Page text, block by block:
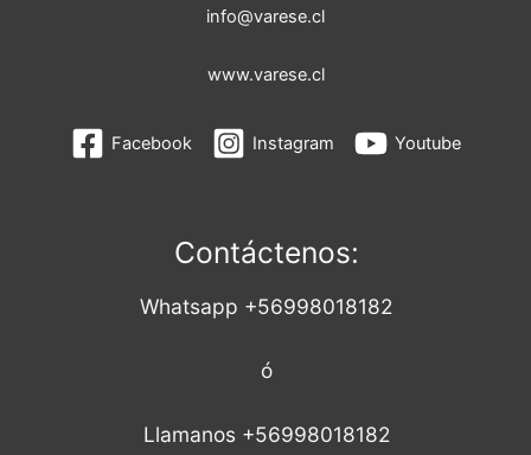
info@varese.cl
www.varese.cl
Facebook Instagram Youtube
Contáctenos:
Whatsapp +56998018182
ó
Llamanos +56998018182